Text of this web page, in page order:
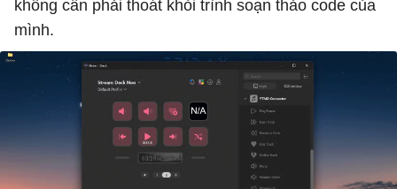
không cần phải thoát khỏi trình soạn thảo code của
mình.